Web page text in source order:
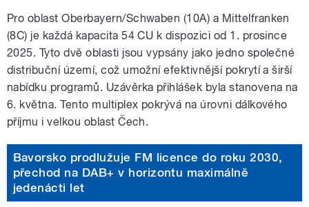
Pro oblast Oberbayern/Schwaben (10A) a Mittelfranken
(8C) je každá kapacita 54 CU k dispozici od 1. prosince
2025. Tyto dvě oblasti jsou vypsány jako jedno společné
distribuční území, což umožní efektivnější pokrytí a širší
nabídku programů. Uzávěrka přihlášek byla stanovena na
6. května. Tento multiplex pokrývá na úrovni dálkového
příjmu i velkou oblast Čech.
Bavorsko prodlužuje FM licence do roku 2030,
přechod na DAB+ v horizontu maximálně
jedenácti let